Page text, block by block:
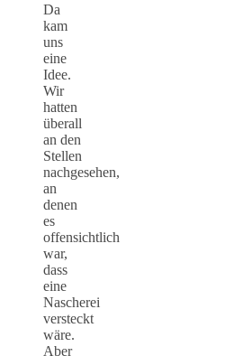
Da
kam
uns
eine
Idee.
Wir
hatten
überall
an den
Stellen
nachgesehen,
an
denen
es
offensichtlich
war,
dass
eine
Nascherei
versteckt
wäre.
Aber